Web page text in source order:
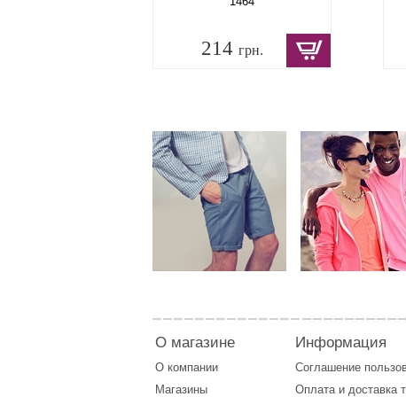
214 грн.
О магазине
О компании
Магазины
Информация
Соглашение
Оплата и доставка